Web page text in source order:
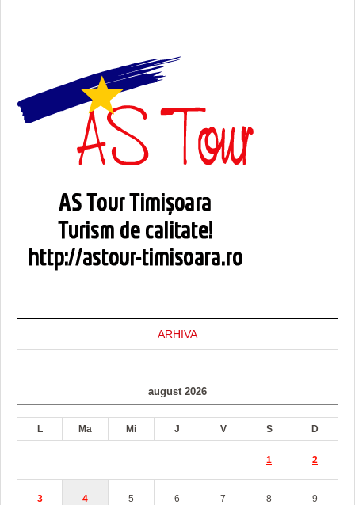
ARHIVA
august 2026
L Ma Mi J V S D
1 2
3 4 5 6 7 8 9